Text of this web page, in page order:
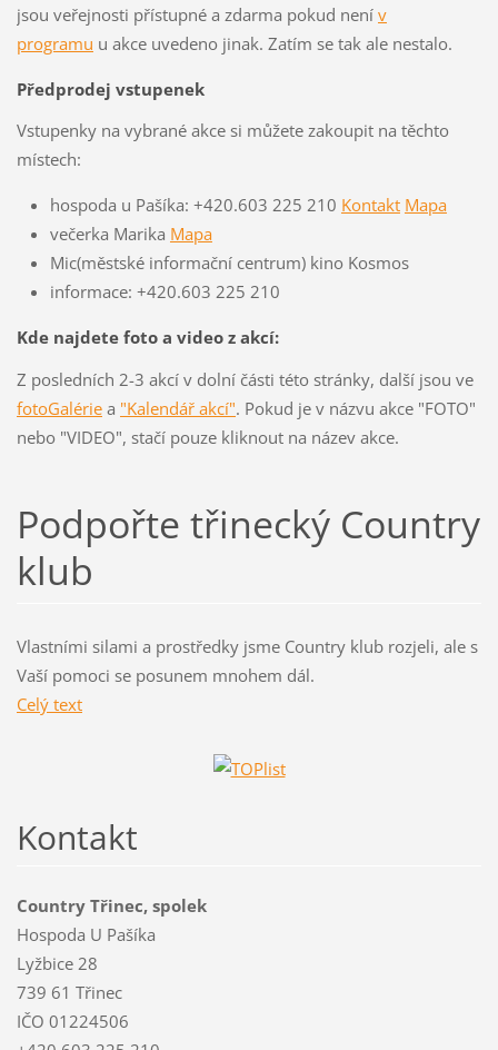
jsou veřejnosti přístupné a zdarma pokud není v
programu u akce uvedeno jinak. Zatím se tak ale nestalo.
Předprodej vstupenek
Vstupenky na vybrané akce si můžete zakoupit na těchto
místech:
hospoda u Pašíka: +420.603 225 210 Kontakt Mapa
večerka Marika Mapa
Mic(městské informační centrum) kino Kosmos
informace: +420.603 225 210
Kde najdete foto a video z akcí:
Z posledních 2-3 akcí v dolní části této stránky, další jsou ve
fotoGalériea "Kalendář akcí". Pokud je v názvu akce "FOTO"
nebo "VIDEO", stačí pouze kliknout na název akce.
Podpořte třinecký Country
klub
Vlastními silami a prostředky jsme Country klub rozjeli, ale s
Vaší pomoci se posunem mnohem dál.
Celý text
Kontakt
Country Třinec, spolek
Hospoda U Pašíka
Lyžbice 28
739 61 Třinec
IČO 01224506